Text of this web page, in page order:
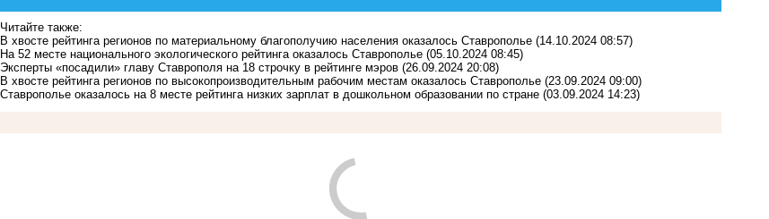
Читайте также:
В хвосте рейтинга регионов по материальному благополучию населения оказалось Ставрополье (14.10.2024 08:57)
На 52 месте национального экологического рейтинга оказалось Ставрополье (05.10.2024 08:45)
Эксперты «посадили» главу Ставрополя на 18 строчку в рейтинге мэров (26.09.2024 20:08)
В хвосте рейтинга регионов по высокопроизводительным рабочим местам оказалось Ставрополье (23.09.2024 09:00)
Ставрополье оказалось на 8 месте рейтинга низких зарплат в дошкольном образовании по стране (03.09.2024 14:23)